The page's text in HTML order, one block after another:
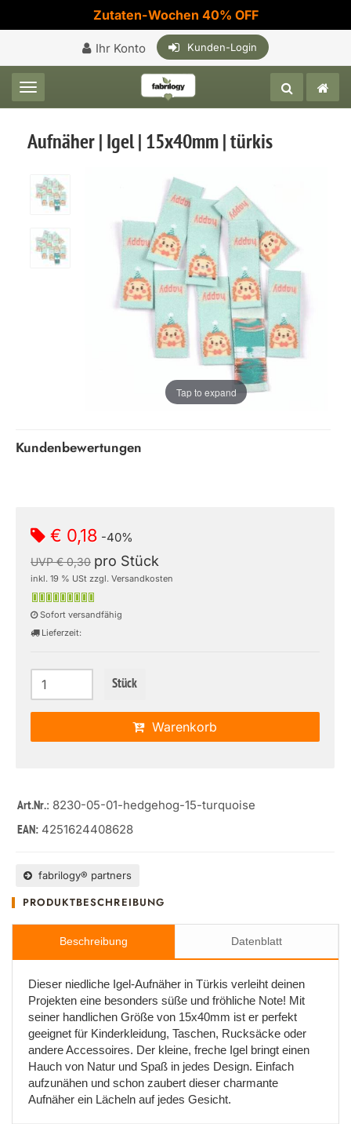
Zutaten-Wochen 40% OFF
Ihr Konto Kunden-Login
Toggle navigation
Aufnäher | Igel | 15x40mm | türkis
Tap to expand
Kundenbewertungen
€ 0,18 -40%
UVP € 0,30 pro Stück
inkl. 19 % USt zzgl. Versandkosten
Sofort versandfähig
Lieferzeit:
Stück
Warenkorb
Art.Nr.: 8230-05-01-hedgehog-15-turquoise
EAN: 4251624408628
fabrilogy® partners
PRODUKTBESCHREIBUNG
Beschreibung Datenblatt
Dieser niedliche Igel-Aufnäher in Türkis verleiht deinen
Projekten eine besonders süße und fröhliche Note! Mit
seiner handlichen Größe von 15x40mm ist er perfekt
geeignet für Kinderkleidung, Taschen, Rucksäcke oder
andere Accessoires. Der kleine, freche Igel bringt einen
Hauch von Natur und Spaß in jedes Design. Einfach
aufzunähen und schon zaubert dieser charmante
Aufnäher ein Lächeln auf jedes Gesicht.